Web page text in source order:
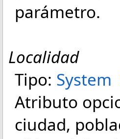
parámetro.
Localidad
Tipo: System
Atributo
ciudad,